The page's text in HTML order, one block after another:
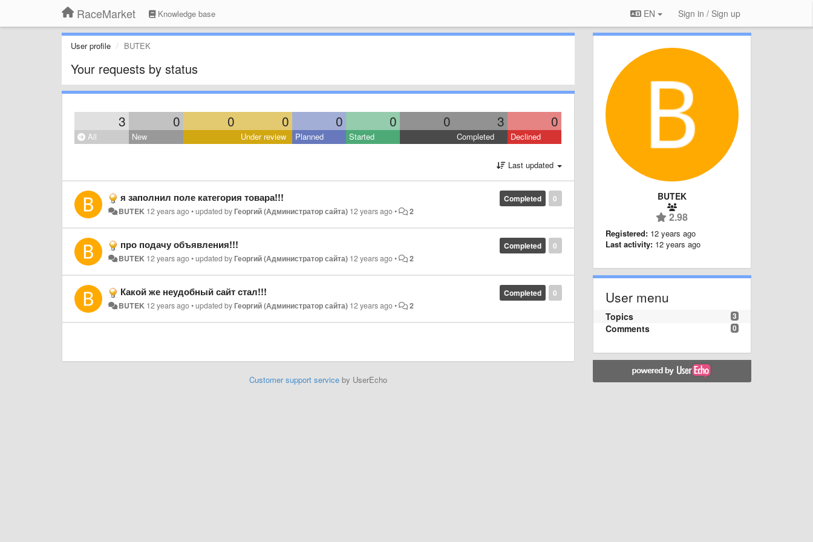
RaceMarket Knowledge base EN Sign in / Sign up
User profile BUTEK
Your requests by status
3 0 0 0 0 0 0 3 0
All New Under review Planned Started Completed Declined
Last updated
0
Completed
я заполнил поле категория товара!!!
BUTEK 12 years ago•updated byГеоргий (Администратор сайта) 12 years ago• 2
0
Completed
про подачу объявления!!!
BUTEK 12 years ago•updated byГеоргий (Администратор сайта) 12 years ago• 2
0
Completed
Какой же неудобный сайт стал!!!
BUTEK 12 years ago•updated byГеоргий (Администратор сайта) 12 years ago• 2
Customer support serviceby UserEcho
BUTEK
2.98
Registered: 12 years ago
Last activity: 12 years ago
User menu
3
Topics
0
Comments